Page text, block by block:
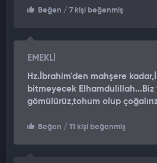
müminlerin ecrini zayi etmeyeceği
Beğen / 7 kişi beğenmiş
EMEKLİ
Hz.İbrahim'den mahşere
bitmeyecek
gömülürüz,tohum olup
Beğen / 11 kişi beğenmiş